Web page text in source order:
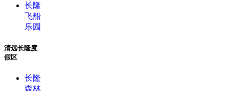
长隆
飞船
乐园
清远长隆度
假区
长隆
森林